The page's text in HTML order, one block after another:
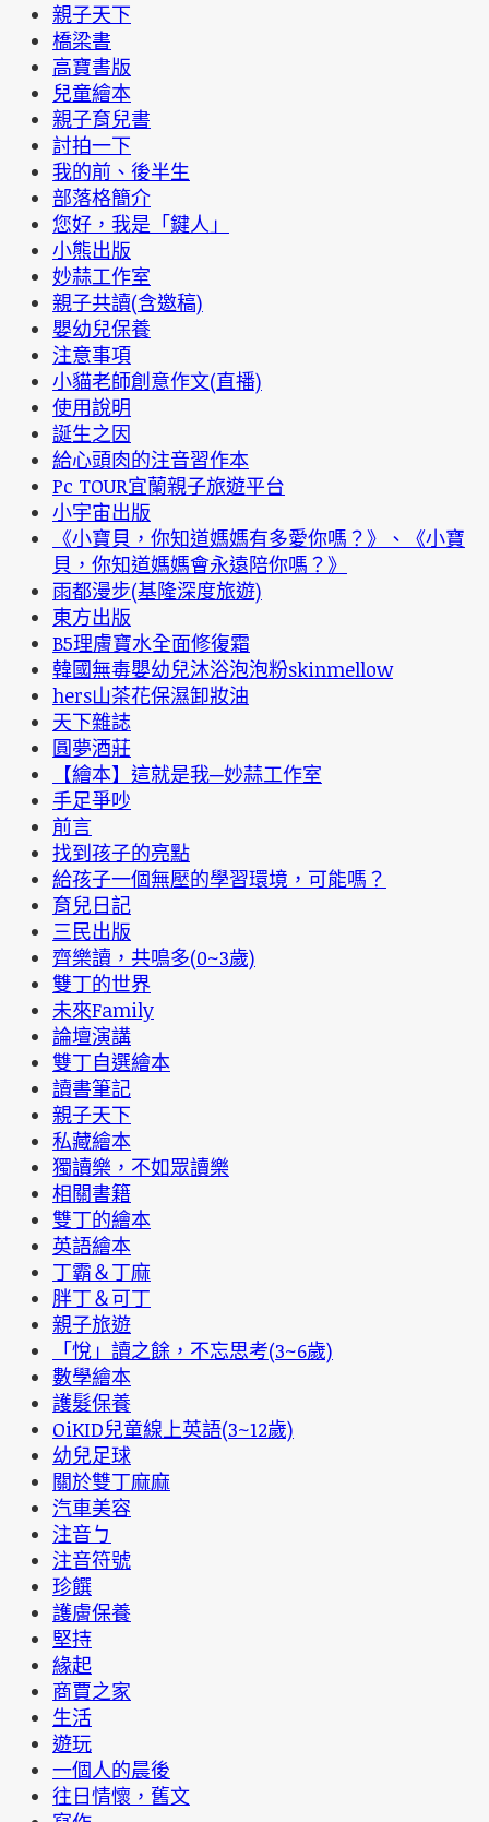
親子天下
橋梁書
高寶書版
兒童繪本
親子育兒書
討拍一下
我的前、後半生
部落格簡介
您好，我是「鍵人」
小熊出版
妙蒜工作室
親子共讀(含邀稿)
嬰幼兒保養
注意事項
小貓老師創意作文(直播)
使用說明
誕生之因
給心頭肉的注音習作本
Pc TOUR宜蘭親子旅遊平台
小宇宙出版
《小寶貝，你知道媽媽有多愛你嗎？》、《小寶
貝，你知道媽媽會永遠陪你嗎？》
雨都漫步(基隆深度旅遊)
東方出版
B5理膚寶水全面修復霜
韓國無毒嬰幼兒沐浴泡泡粉skinmellow
hers山茶花保濕卸妝油
天下雜誌
圓夢酒莊
【繪本】這就是我─妙蒜工作室
手足爭吵
前言
找到孩子的亮點
給孩子一個無壓的學習環境，可能嗎？
育兒日記
三民出版
齊樂讀，共鳴多(0~3歲)
雙丁的世界
未來Family
論壇演講
雙丁自選繪本
讀書筆記
親子天下
私藏繪本
獨讀樂，不如眾讀樂
相關書籍
雙丁的繪本
英語繪本
丁霸＆丁麻
胖丁＆可丁
親子旅遊
「悅」讀之餘，不忘思考(3~6歲)
數學繪本
護髮保養
OiKID兒童線上英語(3~12歲)
幼兒足球
關於雙丁麻麻
汽車美容
注音ㄅ
注音符號
珍饌
護膚保養
堅持
緣起
商賈之家
生活
遊玩
一個人的晨後
往日情懷，舊文